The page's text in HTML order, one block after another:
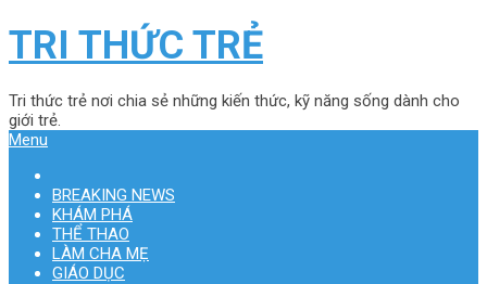
TRI THỨC TRẺ
Tri thức trẻ nơi chia sẻ những kiến thức, kỹ năng sống dành cho
giới trẻ.
Menu
BREAKING NEWS
KHÁM PHÁ
THỂ THAO
LÀM CHA MẸ
GIÁO DỤC